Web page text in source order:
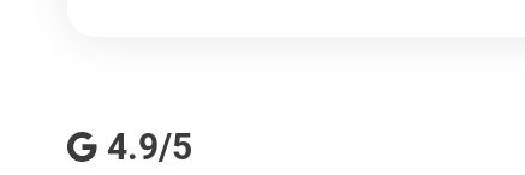
4.9/5